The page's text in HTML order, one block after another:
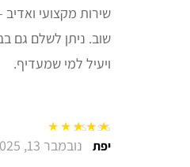
שירות מקצועי ואדיב
שוב. ניתן לשלם גם
ויעיל למי שמעדיף.
דורג5מתוך 5 יפת נובמבר 13, 2025